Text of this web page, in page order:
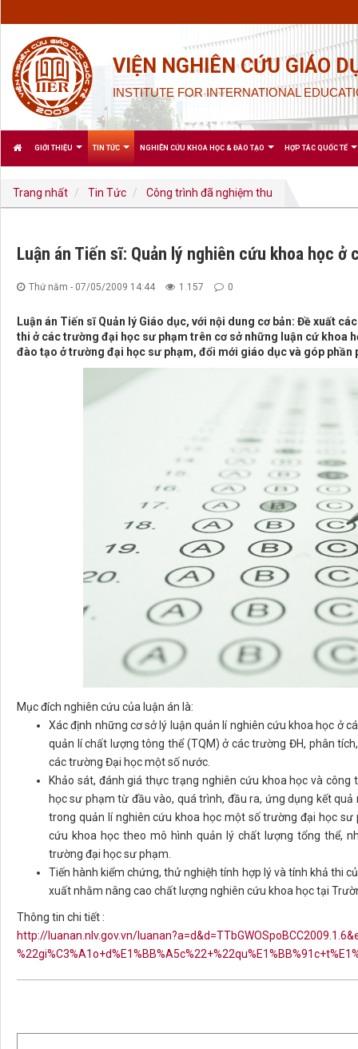
VIỆN NGHIÊN CỨU GIÁO
INSTITUTE FOR INTERNATIONAL
GIỚI THIỆU TIN TỨC NGHIÊN CỨU KHOA HỌC & ĐÀO TẠO HỢP TÁC QUỐC TẾ
Trang nhất Tin Tức Công trình đã nghiệm thu
Luận án Tiến sĩ: Quản lý nghiên cứu khoa học ở
Thứ năm - 07/05/2009 14:44 1.157 0
Luận án Tiến sĩ Quản lý Giáo dục, với nội dung cơ bản: Đề xuất
thi ở các trường đại học sư phạm trên cơ sở những luận cứ khoa
đào tạo ở trường đại học sư phạm, đổi mới giáo dục và góp phần
Mục đích nghiên cứu của luận án là:
Xác định những cơ sở lý luận quản lí nghiên cứu khoa học ở
quản lí chất lượng tông thể (TQM) ở các trường ĐH, phân
các trường Đại học một số nước.
Khảo sát, đánh giá thực trạng nghiên cứu khoa học và
học sư phạm từ đầu vào, quá trình, đầu ra, ứng dụng kết
trong quản lí nghiên cứu khoa học một số trường đại học
cứu khoa học theo mô hình quản lý chất lượng tổng thể,
trường đại học sư phạm.
Tiến hành kiểm chứng, thử nghiệh tính hợp lý và tính khả thi
xuất nhằm nâng cao chất lượng nghiên cứu khoa học tại
Thông tin chi tiết :
http://luanan.nlv.gov.vn/